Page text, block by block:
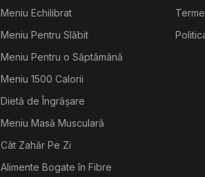
Meniu Echilibrat
Meniu Pentru Slăbit
Meniu Pentru o Săptămână
Meniu 1500 Calorii
Dietă de Îngrășare
Meniu Masă Musculară
Cât Zahăr Pe Zi
Alimente Bogate în Fibre